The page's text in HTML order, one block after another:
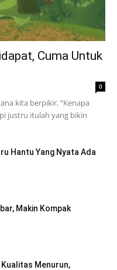
Cuma Untuk
0
kita berpikir, “Kenapa
justru itulah yang bikin
Hantu Yang Nyata Ada
Makin Kompak
Kualitas Menurun,